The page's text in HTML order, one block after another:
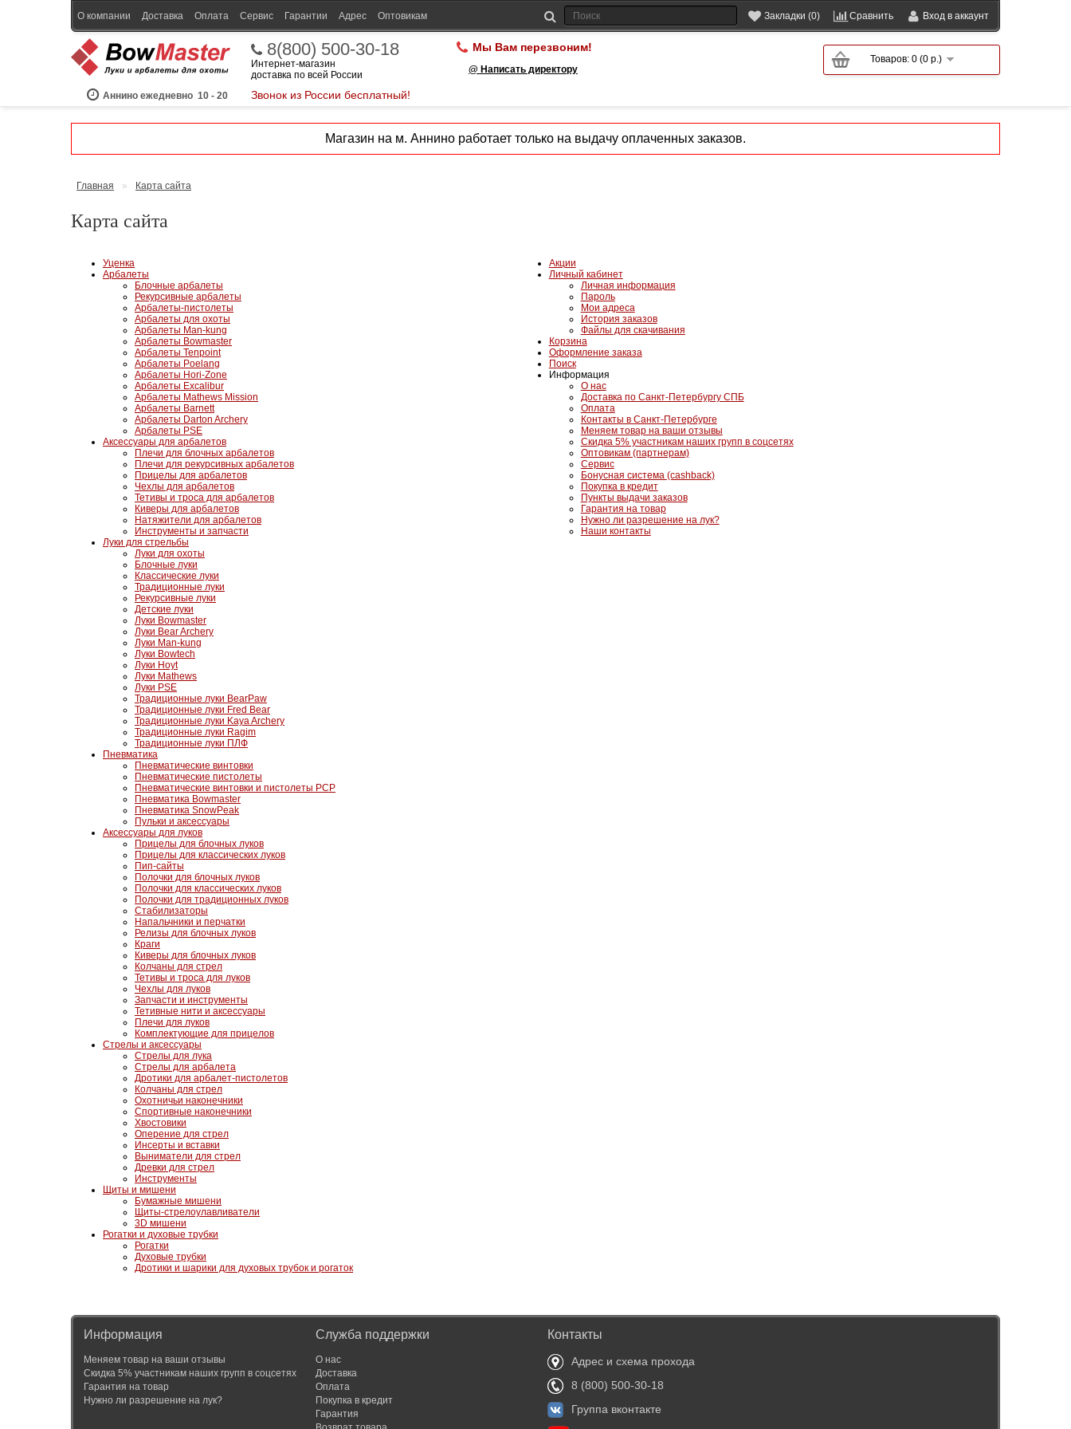
Закладки (0) Сравнить Вход в аккаунт
О компании Доставка Оплата Сервис Гарантии Адрес Оптовикам
Аннино ежедневно 10 - 20
8(800) 500-30-18
Интернет-магазин
доставка по всей России
Звонок из России бесплатный!
Мы Вам перезвоним!
@ Написать директору
Товаров: 0 (0 р.)
Магазин на м. Аннино работает только на выдачу оплаченных заказов.
Главная » Карта сайта
Карта сайта
Уценка
Арбалеты
Блочные арбалеты
Рекурсивные арбалеты
Арбалеты-пистолеты
Арбалеты для охоты
Арбалеты Man-kung
Арбалеты Bowmaster
Арбалеты Tenpoint
Арбалеты Poelang
Арбалеты Hori-Zone
Арбалеты Excalibur
Арбалеты Mathews Mission
Арбалеты Barnett
Арбалеты Darton Archery
Арбалеты PSE
Аксессуары для арбалетов
Плечи для блочных арбалетов
Плечи для рекурсивных арбалетов
Прицелы для арбалетов
Чехлы для арбалетов
Тетивы и троса для арбалетов
Киверы для арбалетов
Натяжители для арбалетов
Инструменты и запчасти
Луки для стрельбы
Луки для охоты
Блочные луки
Классические луки
Традиционные луки
Рекурсивные луки
Детские луки
Луки Bowmaster
Луки Bear Archery
Луки Man-kung
Луки Bowtech
Луки Hoyt
Луки Mathews
Луки PSE
Традиционные луки BearPaw
Традиционные луки Fred Bear
Традиционные луки Kaya Archery
Традиционные луки Ragim
Традиционные луки ПЛФ
Пневматика
Пневматические винтовки
Пневматические пистолеты
Пневматические винтовки и пистолеты PCP
Пневматика Bowmaster
Пневматика SnowPeak
Пульки и аксессуары
Аксессуары для луков
Прицелы для блочных луков
Прицелы для классических луков
Пип-сайты
Полочки для блочных луков
Полочки для классических луков
Полочки для традиционных луков
Стабилизаторы
Напальчники и перчатки
Релизы для блочных луков
Краги
Киверы для блочных луков
Колчаны для стрел
Тетивы и троса для луков
Чехлы для луков
Запчасти и инструменты
Тетивные нити и аксессуары
Плечи для луков
Комплектующие для прицелов
Стрелы и аксессуары
Стрелы для лука
Стрелы для арбалета
Дротики для арбалет-пистолетов
Колчаны для стрел
Охотничьи наконечники
Спортивные наконечники
Хвостовики
Оперение для стрел
Инсерты и вставки
Выниматели для стрел
Древки для стрел
Инструменты
Щиты и мишени
Бумажные мишени
Щиты-стрелоулавливатели
3D мишени
Рогатки и духовые трубки
Рогатки
Духовые трубки
Дротики и шарики для духовых трубок и рогаток
Акции
Личный кабинет
Личная информация
Пароль
Мои адреса
История заказов
Файлы для скачивания
Корзина
Оформление заказа
Поиск
Информация
О нас
Доставка по Санкт-Петербургу СПБ
Оплата
Контакты в Санкт-Петербурге
Меняем товар на ваши отзывы
Скидка 5% участникам наших групп в соцсетях
Оптовикам (партнерам)
Сервис
Бонусная система (cashback)
Покупка в кредит
Пункты выдачи заказов
Гарантия на товар
Нужно ли разрешение на лук?
Наши контакты
Информация
Меняем товар на ваши отзывы
Скидка 5% участникам наших групп в соцсетях
Гарантия на товар
Нужно ли разрешение на лук?
Служба поддержки
О нас
Доставка
Оплата
Покупка в кредит
Гарантия
Контакты
Адрес и схема прохода
8 (800) 500-30-18
Группа вконтакте